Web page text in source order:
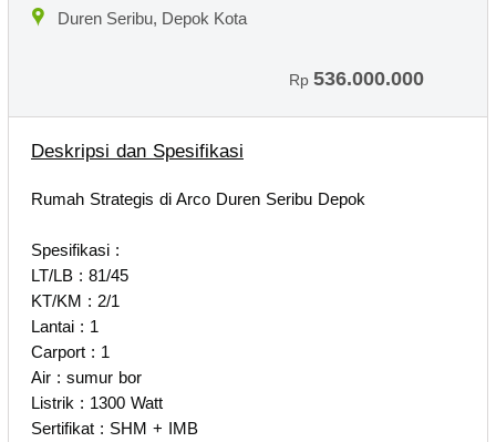
Duren Seribu, Depok Kota
Rp 536.000.000
Deskripsi dan Spesifikasi
Rumah Strategis di Arco Duren Seribu Depok
Spesifikasi :
LT/LB : 81/45
KT/KM : 2/1
Lantai : 1
Carport : 1
Air : sumur bor
Listrik : 1300 Watt
Sertifikat : SHM + IMB